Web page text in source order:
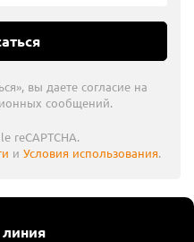
вы даете согласие на
сообщений.
reCAPTCHA.
и Условия использования.
линия